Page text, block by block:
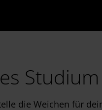
Studium
die Weichen für